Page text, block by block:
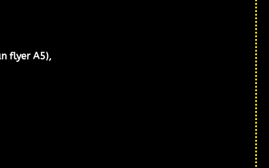
flyer A5),